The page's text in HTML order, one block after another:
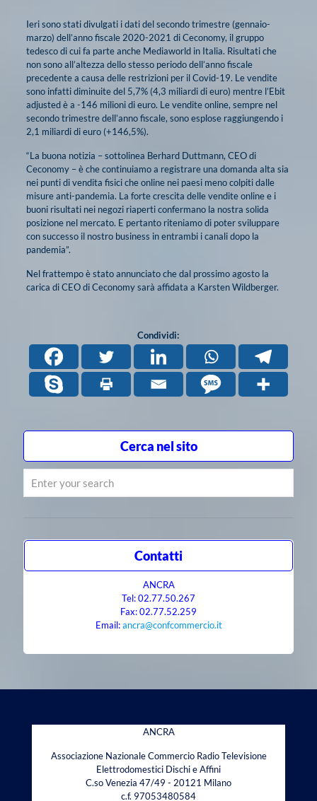
Ieri sono stati divulgati i dati del secondo trimestre (gennaio-
marzo) dell’anno fiscale 2020-2021 di Ceconomy, il gruppo
tedesco di cui fa parte anche Mediaworld in Italia. Risultati che
non sono all’altezza dello stesso periodo dell’anno fiscale
precedente a causa delle restrizioni per il Covid-19. Le vendite
sono infatti diminuite del 5,7% (4,3 miliardi di euro) mentre l’Ebit
adjusted è a -146 milioni di euro. Le vendite online, sempre nel
secondo trimestre dell’anno fiscale, sono esplose raggiungendo i
2,1 miliardi di euro (+146,5%).
“La buona notizia – sottolinea Berhard Duttmann, CEO di
Ceconomy – è che continuiamo a registrare una domanda alta sia
nei punti di vendita fisici che online nei paesi meno colpiti dalle
misure anti-pandemia. La forte crescita delle vendite online e i
buoni risultati nei negozi riaperti confermano la nostra solida
posizione nel mercato. E pertanto riteniamo di poter sviluppare
con successo il nostro business in entrambi i canali dopo la
pandemia”.
Nel frattempo è stato annunciato che dal prossimo agosto la
carica di CEO di Ceconomy sarà affidata a Karsten Wildberger.
Condividi:
Cerca nel sito
Contatti
ANCRA
Tel: 02.77.50.267
Fax: 02.77.52.259
Email:ancra@confcommercio.it
ANCRA
Associazione Nazionale Commercio Radio Televisione
Elettrodomestici Dischi e Affini
C.so Venezia 47/49 - 20121 Milano
c.f. 97053480584